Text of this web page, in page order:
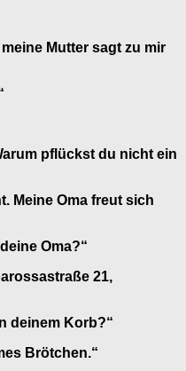
Mutter sagt zu mir
pflückst du nicht ein
Meine Oma freut sich
Oma?“
21,
deinem Korb?“
Brötchen.“